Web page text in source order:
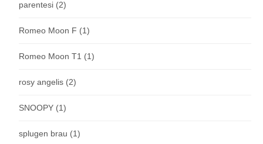
parentesi (2)
Romeo Moon F (1)
Romeo Moon T1 (1)
rosy angelis (2)
SNOOPY (1)
splugen brau (1)